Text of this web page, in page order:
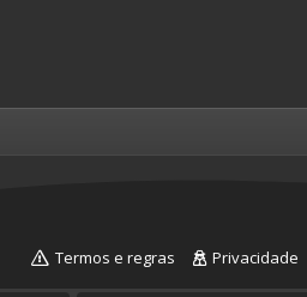
Termos e regras Privacidade